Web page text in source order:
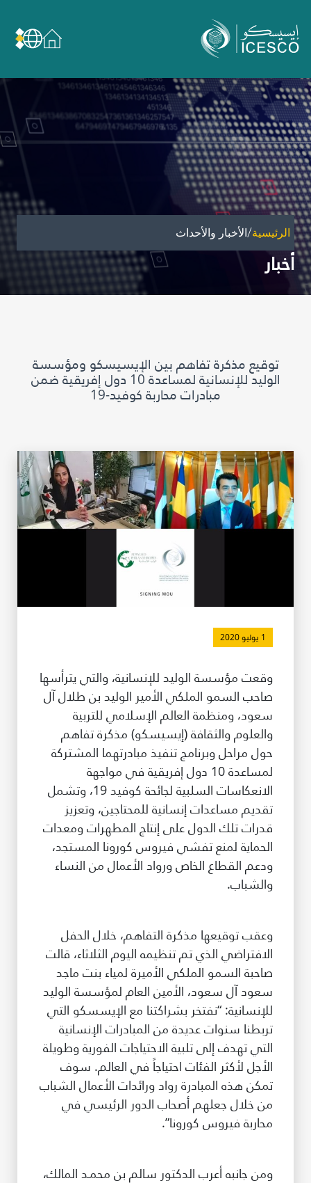
عن الإيسيسكو
الحوكمة
مجال عملنا
مجالات الخبرة
الأمانة العامة للجان الوطنية والمؤتمرات
الشراكات
تأثيرنا
أهداف التنمية المستدامة
متاحف ومعارض
الأخبار والأحداث
الأحداث
وسائل التواصل الاجتماعي للإيسيسكو
للتواصل
شاركونا
طريقة عملنا
انضم إلى عائلة الإيسيسكو
للموردين
الدعم والتبرع
©حقوق الطبع والنشر للإيسيسكو. جميع الحقوق محفوظة.
شروط الاستخدام
سياسة الخصوصية
حقوق النسخ
إخلاء المسؤولية
الرئيسية/الأخبار والأحداث
أخبار
توقيع مذكرة تفاهم بين الإيسيسكو ومؤسسة
الوليد للإنسانية لمساعدة 10 دول إفريقية ضمن
مبادرات محاربة كوفيد-19
1 يوليو 2020
وقعت مؤسسة الوليد للإنسانية، والتي يترأسها
صاحب السمو الملكي الأمير الوليد بن طلال آل
سعود، ومنظمة العالم الإسلامي للتربية
والعلوم والثقافة (إيسيسكو) مذكرة تفاهم
حول مراحل وبرنامج تنفيذ مبادرتهما المشتركة
لمساعدة 10 دول إفريقية في مواجهة
الانعكاسات السلبية لجائحة كوفيد 19، وتشمل
تقديم مساعدات إنسانية للمحتاجين، وتعزيز
قدرات تلك الدول على إنتاج المطهرات ومعدات
الحماية لمنع تفشي فيروس كورونا المستجد،
ودعم القطاع الخاص ورواد الأعمال من النساء
والشباب.
وعقب توقيعها مذكرة التفاهم، خلال الحفل
الافتراضي الذي تم تنظيمه اليوم الثلاثاء، قالت
صاحبة السمو الملكي الأميرة لمياء بنت ماجد
سعود آل سعود، الأمين العام لمؤسسة الوليد
للإنسانية: “نفتخر بشراكتنا مع الإيسسكو التي
تربطنا سنوات عديدة من المبادرات الإنسانية
التي تهدف إلى تلبية الاحتياجات الفورية وطويلة
الأجل لأكثر الفئات احتياجاً في العالم. سوف
تمكن هذه المبادرة رواد ورائدات الأعمال الشباب
من خلال جعلهم أصحاب الدور الرئيسي في
محاربة فيروس كورونا”.
ومن جانبه أعرب الدكتور سالم بن محمـد المالك،